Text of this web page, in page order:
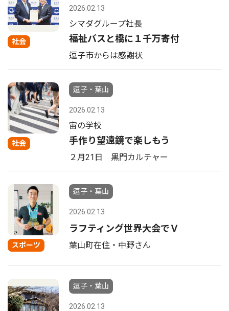
社会
2026.02.13
シマダグループ社長
福祉バスと橋に１千万寄付
逗子市からは感謝状
社会
逗子・葉山
2026.02.13
宙の学校
手作り望遠鏡で楽しもう
２月21日 黒門カルチャー
スポーツ
逗子・葉山
2026.02.13
ラフティング世界大会でＶ
葉山町在住・中野さん
逗子・葉山
2026.02.13